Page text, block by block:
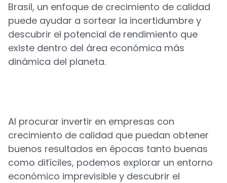
Brasil, un enfoque de crecimiento de calidad
puede ayudar a sortear la incertidumbre y
descubrir el potencial de rendimiento que
existe dentro del área económica más
dinámica del planeta.
Al procurar invertir en empresas con
crecimiento de calidad que puedan obtener
buenos resultados en épocas tanto buenas
como difíciles, podemos explorar un entorno
económico imprevisible y descubrir el